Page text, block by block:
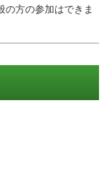
方の参加はできま